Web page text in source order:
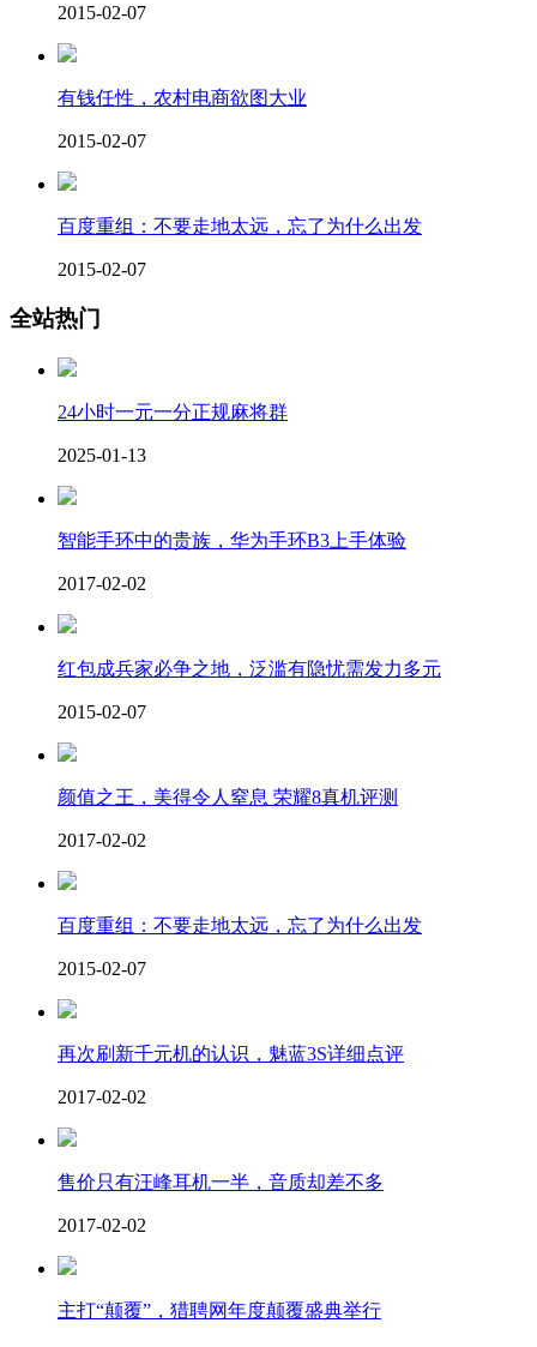
2015-02-07
有钱任性，农村电商欲图大业
2015-02-07
百度重组：不要走地太远，忘了为什么出发
2015-02-07
全站热门
24小时一元一分正规麻将群
2025-01-13
智能手环中的贵族，华为手环B3上手体验
2017-02-02
红包成兵家必争之地，泛滥有隐忧需发力多元
2015-02-07
颜值之王，美得令人窒息 荣耀8真机评测
2017-02-02
百度重组：不要走地太远，忘了为什么出发
2015-02-07
再次刷新千元机的认识，魅蓝3S详细点评
2017-02-02
售价只有汪峰耳机一半，音质却差不多
2017-02-02
主打“颠覆”，猎聘网年度颠覆盛典举行